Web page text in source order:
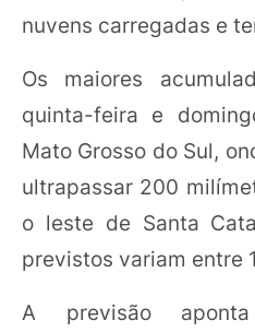
nuvens carregadas e
Os maiores
quinta-feira e
Mato Grosso do Sul,
ultrapassar 200
o leste de Santa
previstos variam entre
A previsão